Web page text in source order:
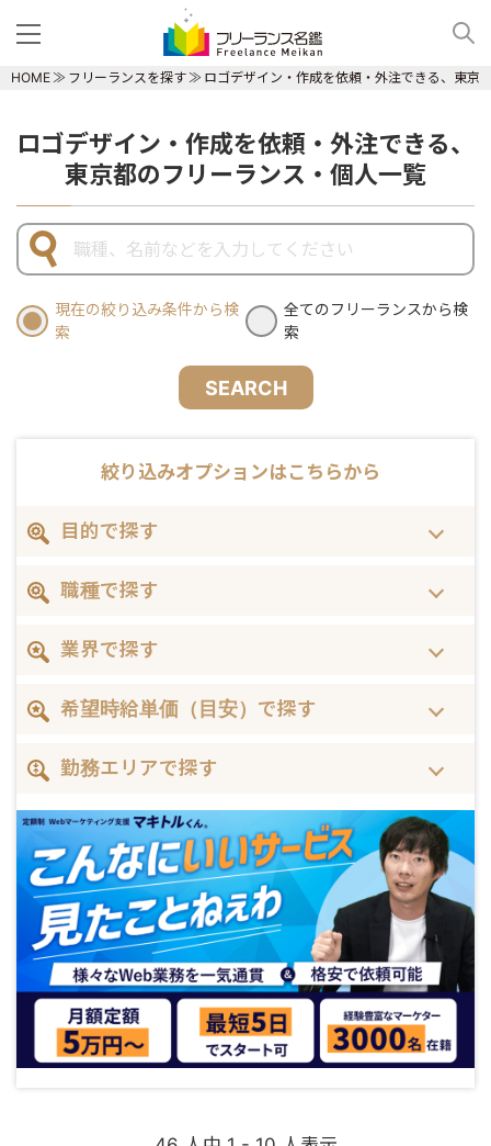
HOME フリーランスを探す ロゴデザイン・作成を依頼・外注できる、東京
ロゴデザイン・作成を依頼・外注できる、
東京都のフリーランス・個人一覧
現在の絞り込み条件から検
索
全てのフリーランスから検
索
SEARCH
絞り込みオプションはこちらから
目的で探す
職種で探す
業界で探す
希望時給単価（目安）で探す
勤務エリアで探す